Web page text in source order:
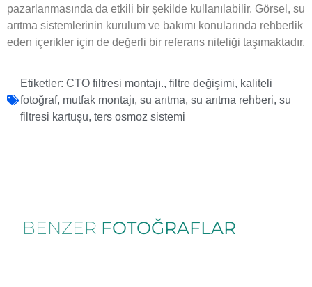
pazarlanmasında da etkili bir şekilde kullanılabilir. Görsel, su
arıtma sistemlerinin kurulum ve bakımı konularında rehberlik
eden içerikler için de değerli bir referans niteliği taşımaktadır.
Etiketler: CTO filtresi montajı., filtre değişimi, kaliteli
fotoğraf, mutfak montajı, su arıtma, su arıtma rehberi, su
filtresi kartuşu, ters osmoz sistemi
BENZER FOTOĞRAFLAR